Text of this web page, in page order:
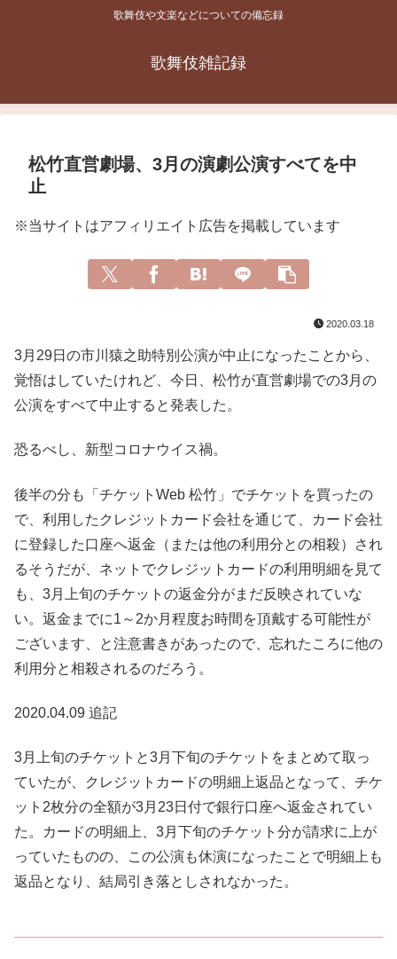
歌舞伎や文楽などについての備忘録
歌舞伎雑記録
松竹直営劇場、3月の演劇公演すべてを中
止
※当サイトはアフィリエイト広告を掲載しています
2020.03.18
3月29日の市川猿之助特別公演が中止になったことから、
覚悟はしていたけれど、今日、松竹が直営劇場での3月の
公演をすべて中止すると発表した。
恐るべし、新型コロナウイス禍。
後半の分も「チケットWeb 松竹」でチケットを買ったの
で、利用したクレジットカード会社を通じて、カード会社
に登録した口座へ返金（または他の利用分との相殺）され
るそうだが、ネットでクレジットカードの利用明細を見て
も、3月上旬のチケットの返金分がまだ反映されていな
い。返金までに1～2か月程度お時間を頂戴する可能性が
ございます、と注意書きがあったので、忘れたころに他の
利用分と相殺されるのだろう。
2020.04.09 追記
3月上旬のチケットと3月下旬のチケットをまとめて取っ
ていたが、クレジットカードの明細上返品となって、チケ
ット2枚分の全額が3月23日付で銀行口座へ返金されてい
た。カードの明細上、3月下旬のチケット分が請求に上が
っていたものの、この公演も休演になったことで明細上も
返品となり、結局引き落としされなかった。